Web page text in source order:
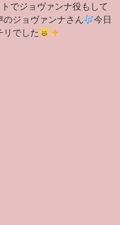
でジョヴァンナ役もして
のジョヴァンナさん
今日
リでした